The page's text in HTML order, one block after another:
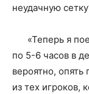
неудачную
«Теперь я
по 5-6 часов в
вероятно, опять
из тех игроков,